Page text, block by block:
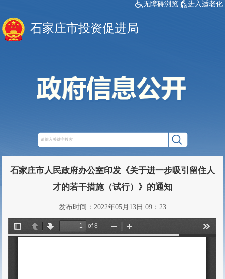
无障碍浏览 进入适老化
石家庄市投资促进局
石家庄市人民政府办公室印发《关于进一步吸引留住人
才的若干措施（试行）》的通知
发布时间：2022年05月13日 09：23